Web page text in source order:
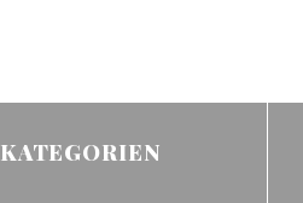
KATEGORIEN